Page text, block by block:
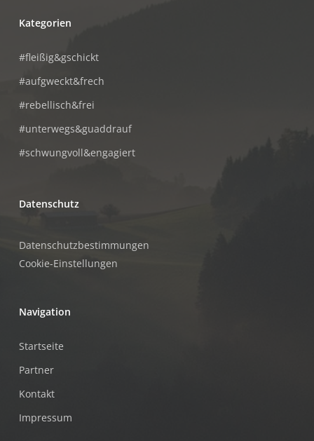
Kategorien
#fleißig&gschickt
#aufgweckt&frech
#rebellisch&frei
#unterwegs&guaddrauf
#schwungvoll&engagiert
Datenschutz
Datenschutzbestimmungen
Cookie-Einstellungen
Navigation
Startseite
Partner
Kontakt
Impressum